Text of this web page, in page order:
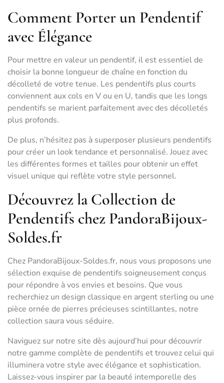
Comment Porter un Pendentif
avec Élégance
Pour mettre en valeur un pendentif, il est essentiel de
choisir la bonne longueur de chaîne en fonction du
décolleté de votre tenue. Les pendentifs plus courts
conviennent aux cols en V ou en U, tandis que les longs
pendentifs se marient parfaitement avec des décolletés
plus profonds.
De plus, n’hésitez pas à superposer plusieurs pendentifs
pour créer un look tendance et personnalisé. Jouez avec
les différentes formes et tailles pour obtenir un effet
visuel unique qui reflète votre style personnel.
Découvrez la Collection de
Pendentifs chez PandoraBijoux-
Soldes.fr
Chez PandoraBijoux-Soldes.fr, nous vous proposons une
sélection exquise de pendentifs soigneusement conçus
pour répondre à vos envies et besoins. Que vous
recherchiez un design classique en argent sterling ou une
pièce ornée de pierres précieuses scintillantes, notre
collection saura vous séduire.
Naviguez sur notre site dès aujourd’hui pour découvrir
notre gamme complète de pendentifs et trouvez celui qui
illuminera votre style avec élégance et sophistication.
Laissez-vous inspirer par la beauté intemporelle des